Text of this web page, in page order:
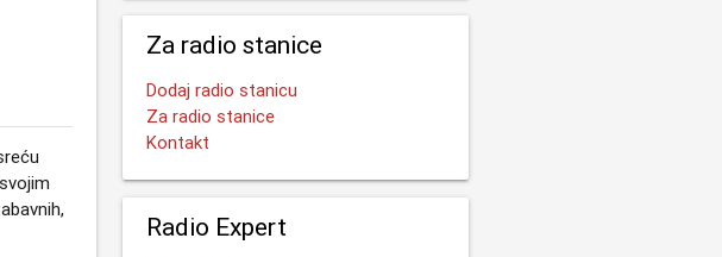
Za radio stanice
Dodaj radio stanicu
Za radio stanice
Kontakt
Radio Expert